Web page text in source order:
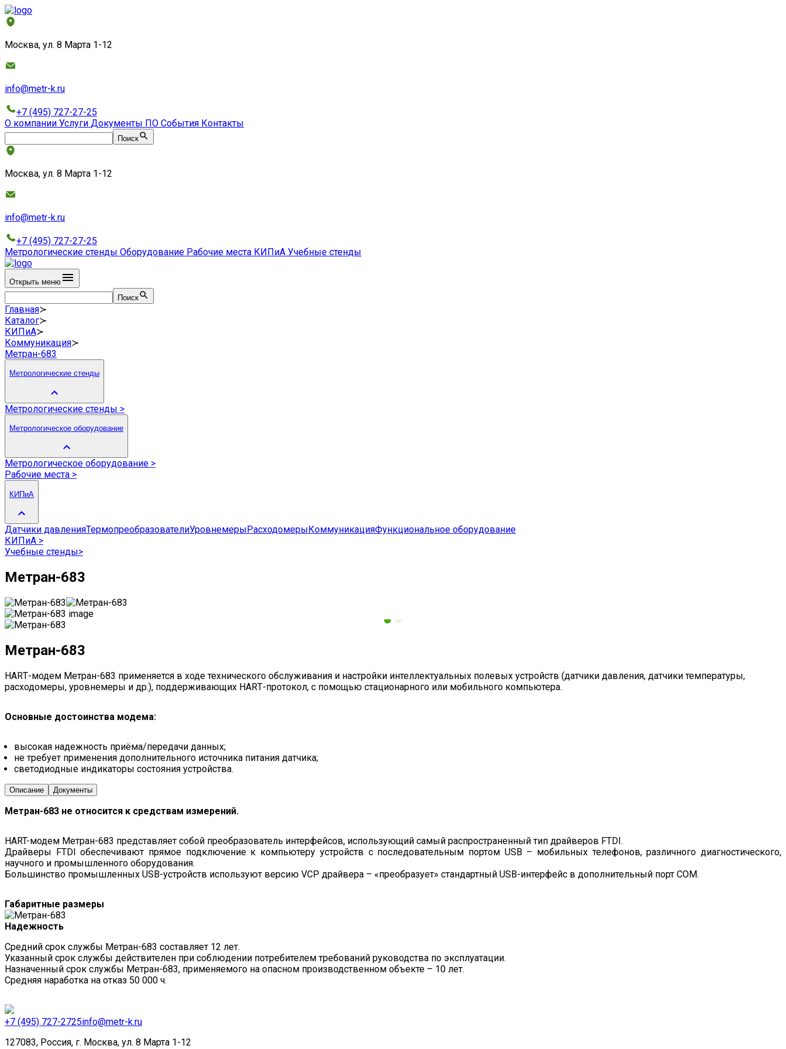
Москва, ул. 8 Марта 1-12
info@metr-k.ru
+7 (495) 727-27-25
О компании Услуги Документы ПО События Контакты
Поиск
Москва, ул. 8 Марта 1-12
info@metr-k.ru
+7 (495) 727-27-25
Метрологические стенды Оборудование Рабочие места КИПиА Учебные стенды
Открыть меню
Поиск
Главная≻
Каталог≻
КИПиА≻
Коммуникация≻
Метран-683
Метрологические стенды
Метрологические стенды >
Метрологическое оборудование
Метрологическое оборудование >
Рабочие места >
КИПиА
Датчики давленияТермопреобразователиУровнемерыРасходомерыКоммуникацияФункциональное оборудование
КИПиА >
Учебные стенды>
Метран-683
Метран-683
НАRТ-модем Метран-683 применяется в ходе технического обслуживания и настройки интеллектуальных полевых устройств (датчики давления, датчики температуры,
расходомеры, уровнемеры и др.), поддерживающих НАRТ-протокол, с помощью стационарного или мобильного компьютера.
Основные достоинства модема:
высокая надежность приёма/передачи данных;
не требует применения дополнительного источника питания датчика;
светодиодные индикаторы состояния устройства.
Описание Документы
Метран-683 не относится к средствам измерений.
HART-модем Метран-683 представляет собой преобразователь интерфейсов, использующий самый распространенный тип драйверов FTDI.
Драйверы FTDI обеспечивают прямое подключение к компьютеру устройств с последовательным портом USB – мобильных телефонов, различного диагностического,
научного и промышленного оборудования.
Большинство промышленных USB-устройств используют версию VCP драйвера – «преобразует» стандартный USB-интерфейс в дополнительный порт COM.
Габаритные размеры
Надежность
Средний срок службы Метран-683 составляет 12 лет.
Указанный срок службы действителен при соблюдении потребителем требований руководства по эксплуатации.
Назначенный срок службы Метран-683, применяемого на опасном производственном объекте – 10 лет.
Средняя наработка на отказ 50 000 ч.
+7 (495) 727-2725info@metr-k.ru
127083, Россия, г. Москва, ул. 8 Марта 1-12